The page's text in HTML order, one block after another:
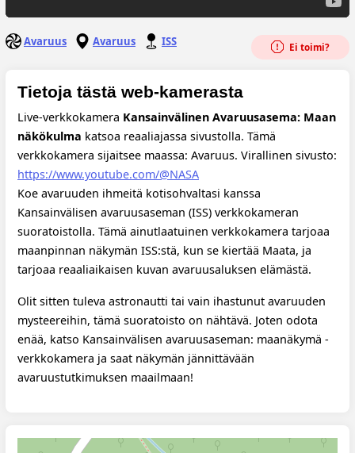
Avaruus Avaruus ISS Ei toimi?
Tietoja tästä web-kamerasta
Live-verkkokamera Kansainvälinen Avaruusasema: Maan
näkökulma katsoa reaaliajassa sivustolla. Tämä
verkkokamera sijaitsee maassa: Avaruus. Virallinen sivusto:
https://www.youtube.com/@NASA
Koe avaruuden ihmeitä kotisohvaltasi kanssa
Kansainvälisen avaruusaseman (ISS) verkkokameran
suoratoistolla. Tämä ainutlaatuinen verkkokamera tarjoaa
maanpinnan näkymän ISS:stä, kun se kiertää Maata, ja
tarjoaa reaaliaikaisen kuvan avaruusaluksen elämästä.
Olit sitten tuleva astronautti tai vain ihastunut avaruuden
mysteereihin, tämä suoratoisto on nähtävä. Joten odota
enää, katso Kansainvälisen avaruusaseman: maanäkymä -
verkkokamera ja saat näkymän jännittävään
avaruustutkimuksen maailmaan!